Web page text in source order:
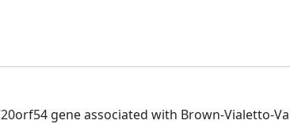
gene associated with Brown-Vialetto-